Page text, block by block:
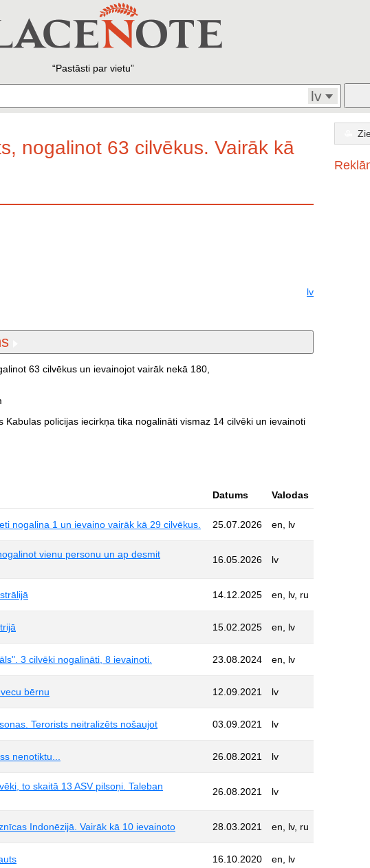
Pastāsti par vietu
lv
nogalinot 63 cilvēkus. Vairāk kā
lv
63 cilvēkus un ievainojot vairāk nekā 180,
policijas iecirkņa tika nogalināti vismaz 14 cilvēki un ievainoti
Datums Valodas
nogalina 1 un ievaino vairāk kā 29 cilvēkus. 25.07.2026 en, lv
vienu personu un ap desmit
16.05.2026 lv
14.12.2025 en, lv, ru
15.02.2025 en, lv
3 cilvēki nogalināti, 8 ievainoti. 23.08.2024 en, lv
bērnu 12.09.2021 lv
Terorists neitralizēts nošaujot 03.09.2021 lv
nenotiktu... 26.08.2021 lv
to skaitā 13 ASV pilsoņi. Taleban
26.08.2021 lv
Indonēzijā. Vairāk kā 10 ievainoto 28.03.2021 en, lv, ru
16.10.2020 en, lv